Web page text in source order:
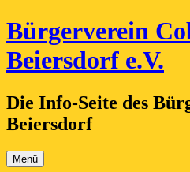
Zum
Inhalt
springen
Bürgerverein
Beiersdorf e.V.
Die Info-Seite des
Beiersdorf
Menü